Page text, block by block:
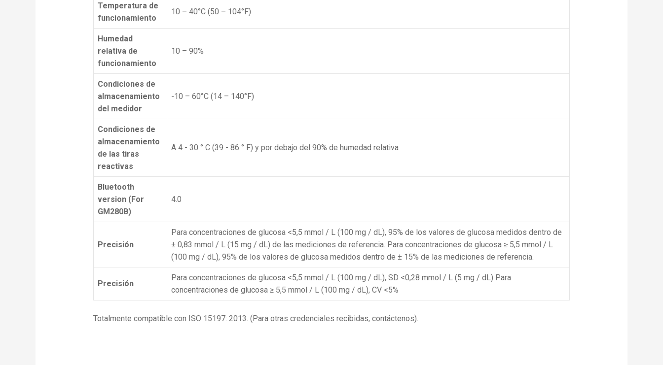
Temperatura de
funcionamiento
10 – 40°C (50 – 104°F)
Humedad
relativa de
funcionamiento
10 – 90%
Condiciones de
almacenamiento
del medidor
-10 – 60°C (14 – 140°F)
Condiciones de
almacenamiento
de las tiras
reactivas
A 4 - 30 ° C (39 - 86 ° F) y por debajo del 90% de humedad relativa
Bluetooth
version (For
GM280B)
4.0
Precisión
Para concentraciones de glucosa <5,5 mmol / L (100 mg / dL), 95% de los valores de glucosa medidos dentro de
± 0,83 mmol / L (15 mg / dL) de las mediciones de referencia. Para concentraciones de glucosa ≥ 5,5 mmol / L
(100 mg / dL), 95% de los valores de glucosa medidos dentro de ± 15% de las mediciones de referencia.
Precisión
Para concentraciones de glucosa <5,5 mmol / L (100 mg / dL), SD <0,28 mmol / L (5 mg / dL) Para
concentraciones de glucosa ≥ 5,5 mmol / L (100 mg / dL), CV <5%
Totalmente compatible con ISO 15197: 2013. (Para otras credenciales recibidas, contáctenos).